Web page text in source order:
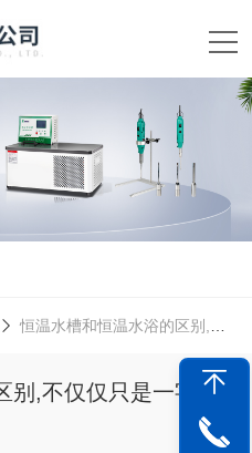
恒温水槽和恒温水浴的区别,不仅仅只是一字之差
别,不仅仅只是一字之